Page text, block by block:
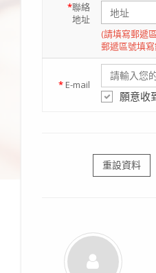
*聯絡
地址
(請填寫郵遞
郵遞區號填
* E-mail
願意收
重設資料